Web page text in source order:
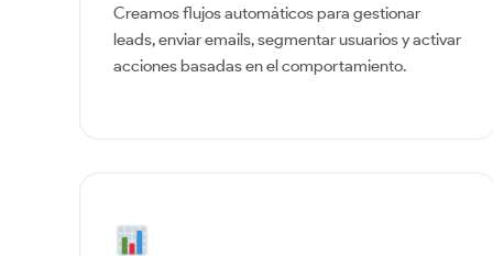
Creamos flujos automáticos para gestionar
leads, enviar emails, segmentar usuarios y activar
acciones basadas en el comportamiento.